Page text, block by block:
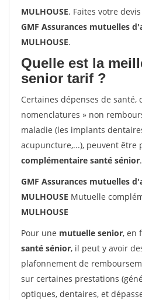
MULHOUSE. Faites votre
GMF Assurances mutuelles
MULHOUSE.
Quelle est la
senior tarif ?
Certaines dépenses de santé,
nomenclatures » non
maladie (les implants
acupuncture,...), peuvent être
complémentaire santé sénior.
GMF Assurances mutuelles
MULHOUSE Mutuelle
MULHOUSE
Pour une mutuelle senior, en
santé sénior, il peut y avoir
plafonnement de
sur certaines prestations
optiques, dentaires, et